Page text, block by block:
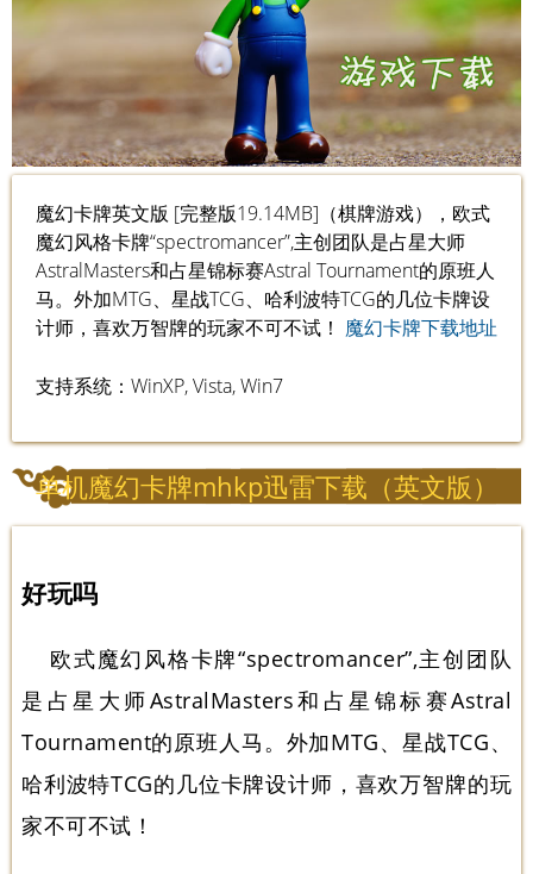
魔幻卡牌英文版 [完整版19.14MB]（棋牌游戏），欧式
魔幻风格卡牌“spectromancer”,主创团队是占星大师
AstralMasters和占星锦标赛Astral Tournament的原班人
马。外加MTG、星战TCG、哈利波特TCG的几位卡牌设
计师，喜欢万智牌的玩家不可不试！ 魔幻卡牌下载地址
支持系统：WinXP, Vista, Win7
单机魔幻卡牌mhkp迅雷下载（英文版）
好玩吗
欧式魔幻风格卡牌“spectromancer”,主创团队
是占星大师AstralMasters和占星锦标赛Astral
Tournament的原班人马。外加MTG、星战TCG、
哈利波特TCG的几位卡牌设计师，喜欢万智牌的玩
家不可不试！